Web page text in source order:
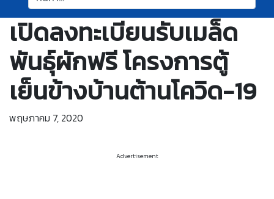
ค้นหา:
เปิดลงทะเบียนรับเมล็ด
พันธุ์ผักฟรี โครงการตู้
เย็นข้างบ้านต้านโควิด-19
พฤษภาคม 7, 2020
Advertisement